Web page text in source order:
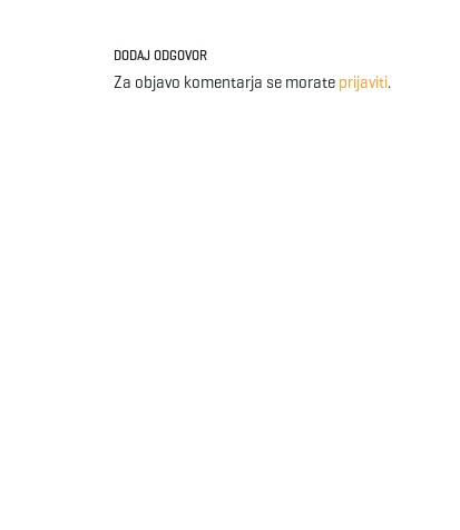
DODAJ ODGOVOR
Za objavo komentarja se morate prijaviti.